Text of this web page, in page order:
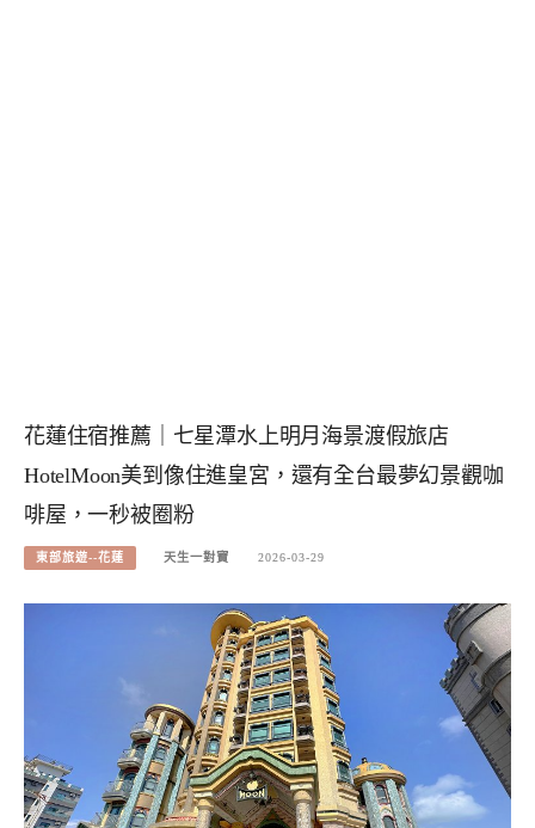
花蓮住宿推薦｜七星潭水上明月海景渡假旅店
HotelMoon美到像住進皇宮，還有全台最夢幻景觀咖
啡屋，一秒被圈粉
東部旅遊--花蓮 天生一對寶 2026-03-29